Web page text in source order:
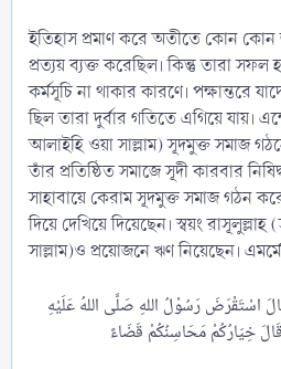
ইতিহাস প্রমাণ করে অতীতে কোন কোন
প্রত্যয় ব্যক্ত করেছিল। কিন্তু তারা সফল
কর্মসূচি না থাকার কারণে। পক্ষান্তরে
ছিল তারা দুর্বার গতিতে এগিয়ে যায়।
আলাইহি ওয়া সাল্লাম) সূদমুক্ত সমাজ
তাঁর প্রতিষ্ঠিত সমাজে সূদী কারবার
সাহাবায়ে কেরাম সূদমুক্ত সমাজ গঠন
দিয়ে দেখিয়ে দিয়েছেন। স্বয়ং রাসূলুল্লাহ
সাল্লাম)ও প্রয়োজনে ঋণ নিয়েছেন।
اسْتَقْرَضَ رَسُوْلُ اللهِ صَلَّى اللهُ عَلَيْهِ